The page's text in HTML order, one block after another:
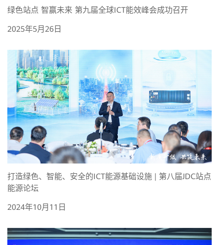
绿色站点 智赢未来 第九届全球ICT能效峰会成功召开
2025年5月26日
打造绿色、智能、安全的ICT能源基础设施 | 第八届JDC站点
能源论坛
2024年10月11日